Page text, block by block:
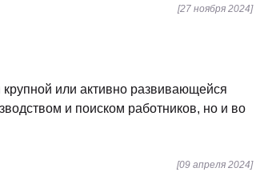
[27 ноября 2024]
или активно развивающейся
и поиском работников, но и во
[09 апреля 2024]